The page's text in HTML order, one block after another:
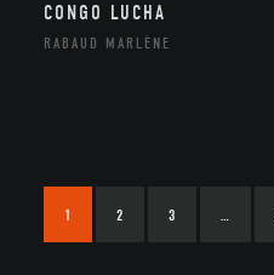
CONGO LUCHA
RABAUD MARLÈNE
1 2 3 …